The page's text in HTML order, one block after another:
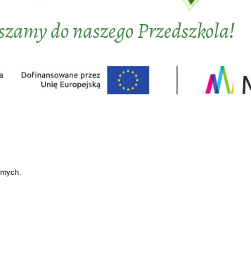
do naszego Przedszkola!